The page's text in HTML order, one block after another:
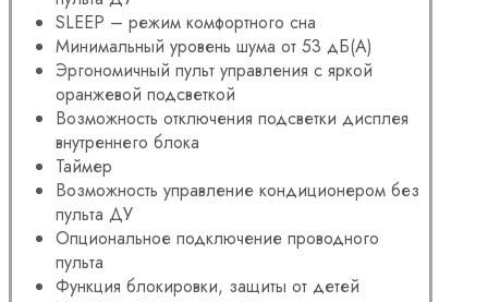
SLEEP – режим комфортного сна
Минимальный уровень шума от 53 дБ(А)
Эргономичный пульт управления с яркой
оранжевой подсветкой
Возможность отключения подсветки дисплея
внутреннего блока
Таймер
Возможность управление кондиционером без
пульта ДУ
Опциональное подключение проводного
пульта
Функция блокировки, защиты от детей